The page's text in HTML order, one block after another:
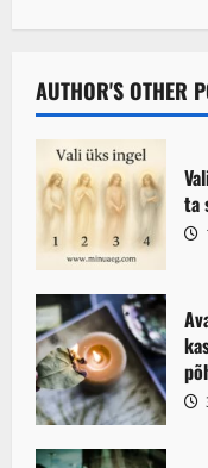
a
v
i
g
a
t
i
AUTHOR'S OTHER
ta